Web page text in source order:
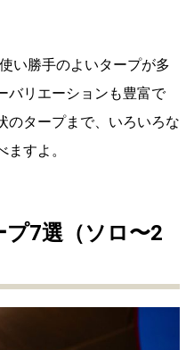
い勝手のよいタープが多
バリエーションも豊富で
のタープまで、いろいろな
すよ。
7選（ソロ〜2